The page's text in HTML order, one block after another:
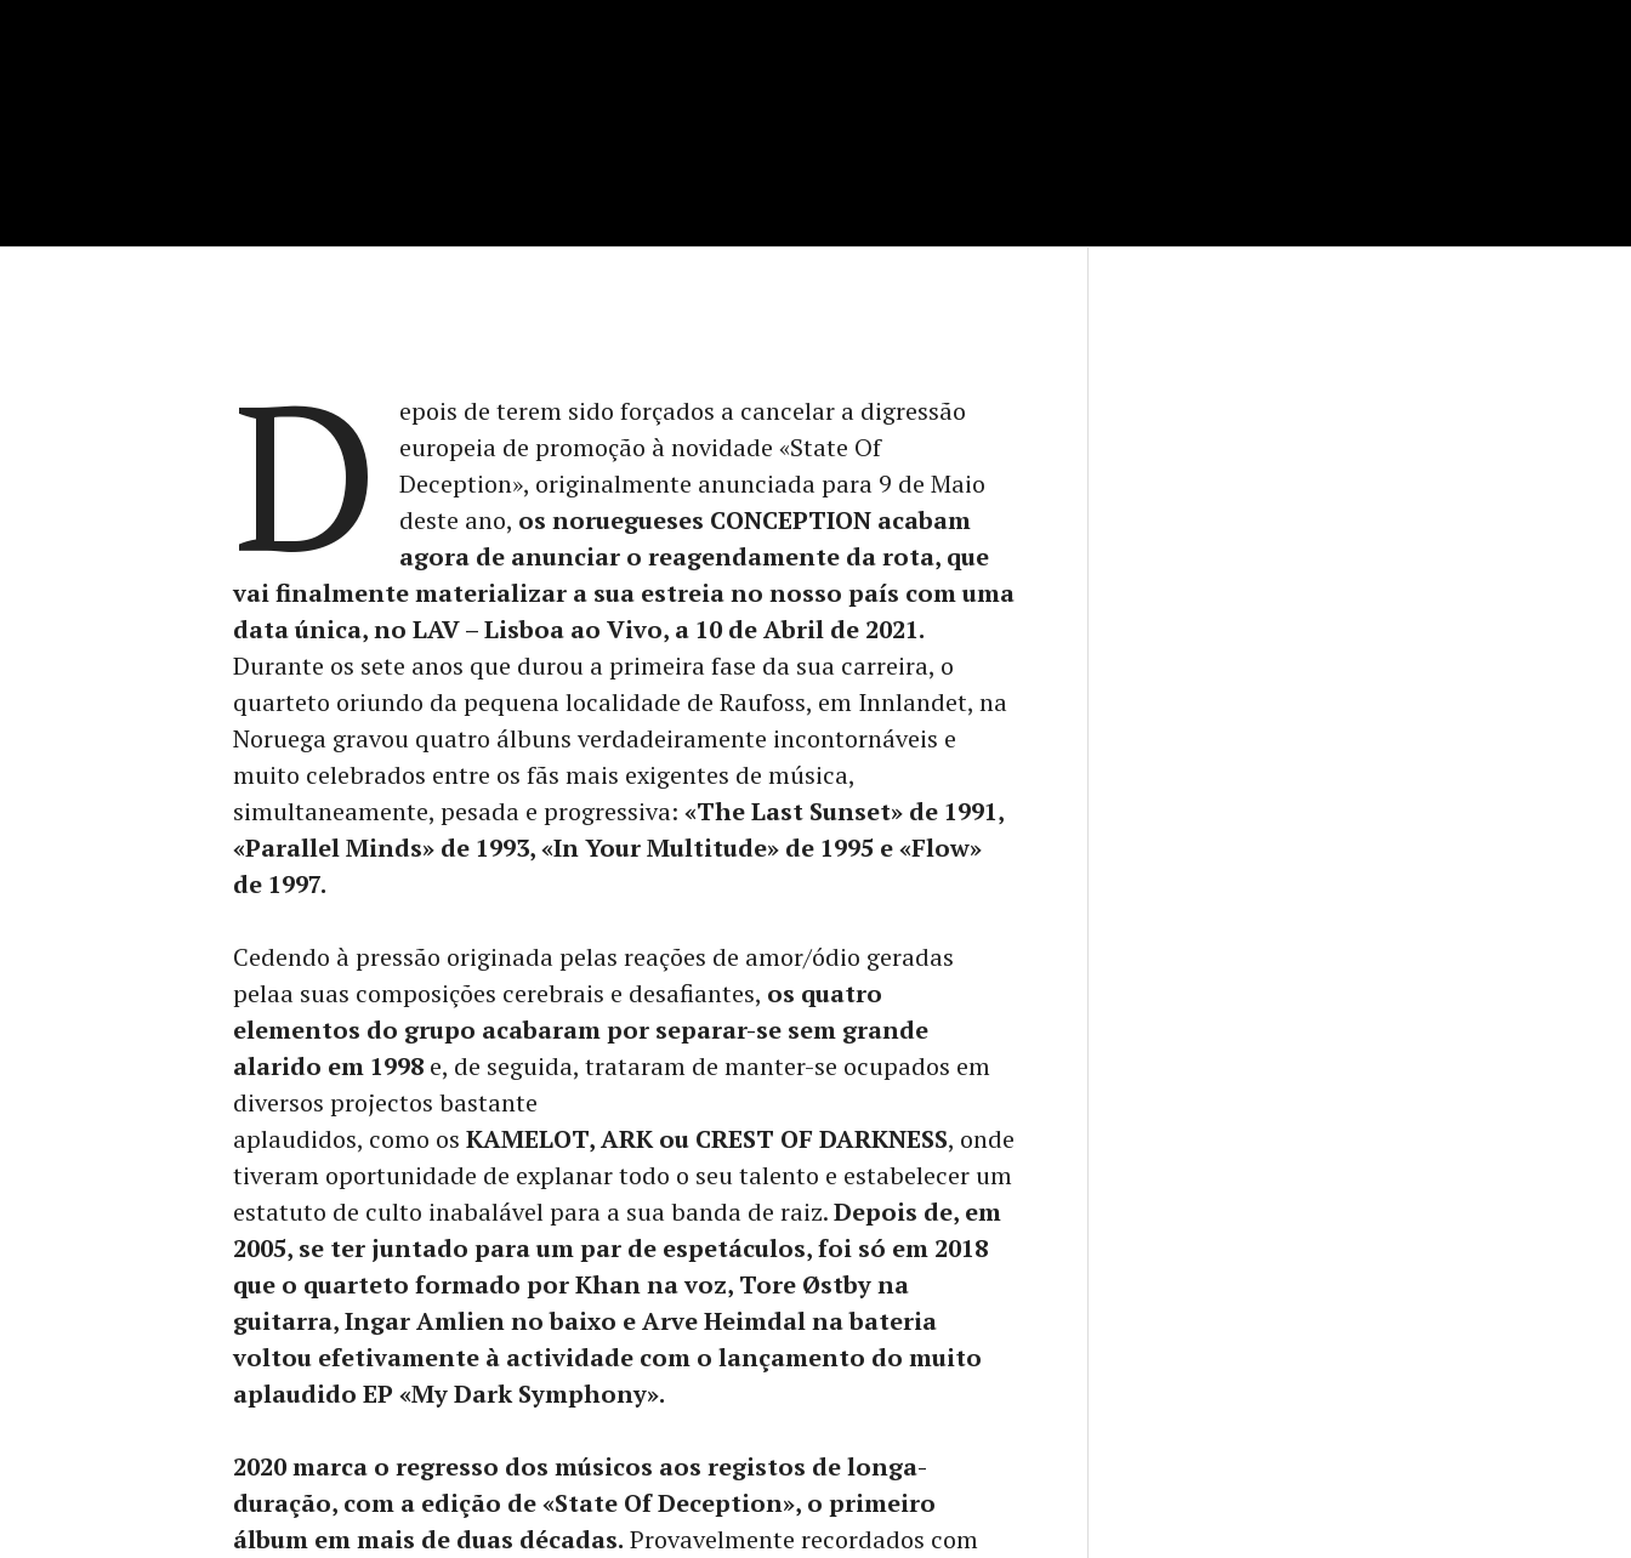
D
epois de terem sido forçados a cancelar a digressão
europeia de promoção à novidade «State Of
Deception», originalmente anunciada para 9 de Maio
deste ano, os noruegueses CONCEPTION acabam
agora de anunciar o reagendamente da rota, que
vai finalmente materializar a sua estreia no nosso país com uma
data única, no LAV – Lisboa ao Vivo, a 10 de Abril de 2021.
Durante os sete anos que durou a primeira fase da sua carreira, o
quarteto oriundo da pequena localidade de Raufoss, em Innlandet, na
Noruega gravou quatro álbuns verdadeiramente incontornáveis e
muito celebrados entre os fãs mais exigentes de música,
simultaneamente, pesada e progressiva: «The Last Sunset» de 1991,
«Parallel Minds» de 1993, «In Your Multitude» de 1995 e «Flow»
de 1997.
Cedendo à pressão originada pelas reações de amor/ódio geradas
pelaa suas composições cerebrais e desafiantes, os quatro
elementos do grupo acabaram por separar-se sem grande
alarido em 1998 e, de seguida, trataram de manter-se ocupados em
diversos projectos bastante
aplaudidos, como os KAMELOT, ARK ou CREST OF DARKNESS, onde
tiveram oportunidade de explanar todo o seu talento e estabelecer um
estatuto de culto inabalável para a sua banda de raiz.Depois de, em
2005, se ter juntado para um par de espetáculos, foi só em 2018
que o quarteto formado por Khan na voz, Tore Østby na
guitarra, Ingar Amlien no baixo e Arve Heimdal na bateria
voltou efetivamente à actividade com o lançamento do muito
aplaudido EP «My Dark Symphony».
2020 marca o regresso dos músicos aos registos de longa-
duração, com a edição de «State Of Deception», o primeiro
álbum em mais de duas décadas. Provavelmente recordados com